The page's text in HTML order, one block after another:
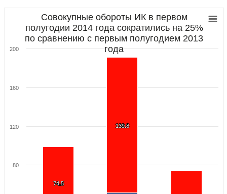
Совокупные обороты ИК в первом
полугодии 2014 года сократились на 25%
по сравнению с первым полугодием 2013
года
74.5
74.5
139.8
139.8
80
120
160
200